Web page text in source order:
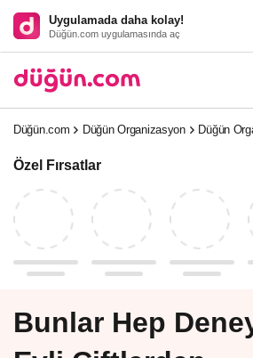
Uygulamada daha kolay!
Düğün.com uygulamasında aç
Düğün.com Düğün Organizasyon Düğün
Özel Fırsatlar
Bunlar Hep